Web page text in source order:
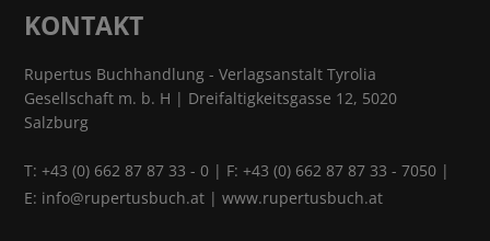
KONTAKT
Rupertus Buchhandlung - Verlagsanstalt Tyrolia
Gesellschaft m. b. H | Dreifaltigkeitsgasse 12, 5020
Salzburg
T:+43 (0) 662 87 87 33 - 0 | F: +43 (0) 662 87 87 33 - 7050 |
E: info@rupertusbuch.at |www.rupertusbuch.at